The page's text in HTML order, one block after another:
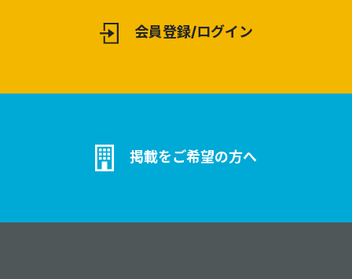
会員登録/ログイン
掲載をご希望の方へ